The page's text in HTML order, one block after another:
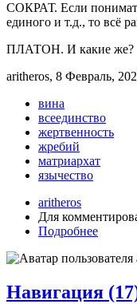
СОКРАТ. Если
единого и т.д., то всё
ПЛАТОН. И какие же?
aritheros, 8 Февраль,
вина
всеединство
жертвенность
жребий
матриархат
язычество
aritheros
Для
Подробнее
Навигация